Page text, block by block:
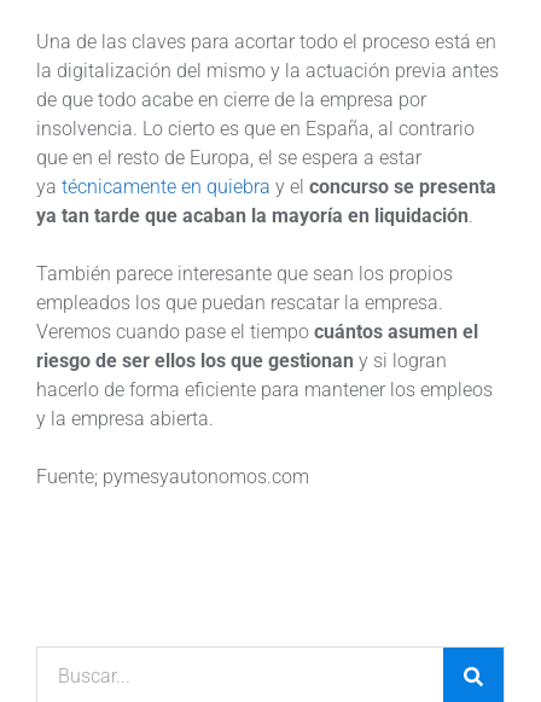
Una de las claves para acortar todo el proceso está en
la digitalización del mismo y la actuación previa antes
de que todo acabe en cierre de la empresa por
insolvencia. Lo cierto es que en España, al contrario
que en el resto de Europa, el se espera a estar
ya técnicamente en quiebra y el concurso se presenta
ya tan tarde que acaban la mayoría en liquidación.
También parece interesante que sean los propios
empleados los que puedan rescatar la empresa.
Veremos cuando pase el tiempo cuántos asumen el
riesgo de ser ellos los que gestionan y si logran
hacerlo de forma eficiente para mantener los empleos
y la empresa abierta.
Fuente; pymesyautonomos.com